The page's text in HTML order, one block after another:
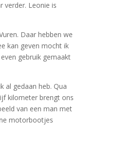
verder. Leonie is
Daar hebben we
kan geven mocht ik
gebruik gemaakt
al gedaan heb. Qua
kilometer brengt ons
van een man met
motorbootjes